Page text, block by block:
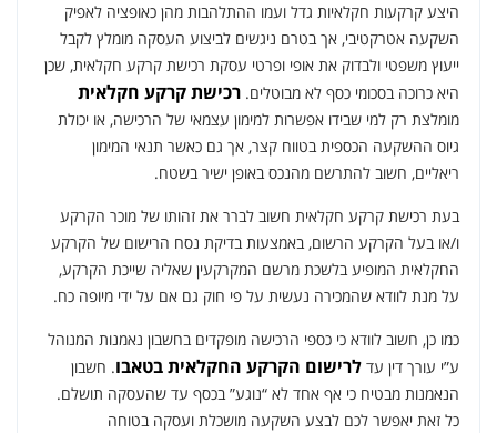
היצע קרקעות חקלאיות גדל ועמו ההתלהבות מהן כאופציה לאפיק
השקעה אטרקטיבי, אך בטרם ניגשים לביצוע העסקה מומלץ לקבל
ייעוץ משפטי ולבדוק את אופי ופרטי עסקת רכישת קרקע חקלאית, שכן
היא כרוכה בסכומי כסף לא מבוטלים. רכישת קרקע חקלאית
מומלצת רק למי שבידו אפשרות למימון עצמאי של הרכישה, או יכולת
גיוס ההשקעה הכספית בטווח קצר, אך גם כאשר תנאי המימון
ריאליים, חשוב להתרשם מהנכס באופן ישיר בשטח.
בעת רכישת קרקע חקלאית חשוב לברר את זהותו של מוכר הקרקע
ו/או בעל הקרקע הרשום, באמצעות בדיקת נסח הרישום של הקרקע
החקלאית המופיע בלשכת מרשם המקרקעין שאליה שייכת הקרקע,
על מנת לוודא שהמכירה נעשית על פי חוק גם אם על ידי מיופה כח.
כמו כן, חשוב לוודא כי כספי הרכישה מופקדים בחשבון נאמנות המנוהל
ע”י עורך דין עד לרישום הקרקע החקלאית בטאבו. חשבון
הנאמנות מבטיח כי אף אחד לא “נוגע” בכסף עד שהעסקה תושלם.
כל זאת יאפשר לכם לבצע השקעה מושכלת ועסקה בטוחה